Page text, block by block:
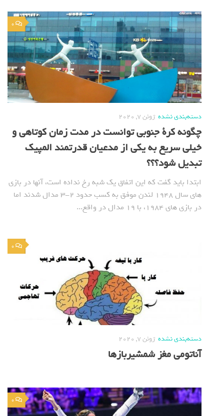
0
دسته‌بندی نشده ژوئن 7, 2020
چگونه کرة جنوبی توانست در مدت زمان کوتاهی و
خیلی سریع به یکی از مدعیان قدرتمند المپیک
تبدیل شود؟؟؟
ابتدا باید گفت که این اتفاق یک شبه رخ نداده است، آنها در بازی
های سال 1948 لندن موفق به کسب حدود 2-3 مدال شدند اما
در بازی های 1984، با 19 مدال در واقع...
0
دسته‌بندی نشده ژوئن 7, 2020
آناتومی مغز شمشیربازها
0